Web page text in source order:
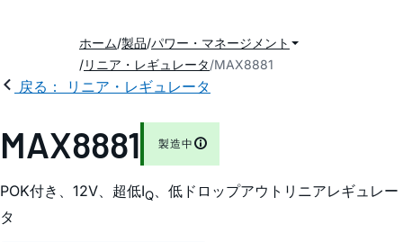
ホーム 製品 パワー・マネージメント
リニア・レギュレータ MAX8881
戻る： リニア・レギュレータ
MAX8881 製造中
POK付き、12V、超低IQ、低ドロップアウトリニアレギュレー
タ